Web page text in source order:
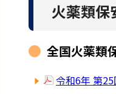
火薬類保
全国火薬類
令和6年 第